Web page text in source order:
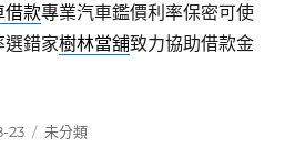
借款專業汽車鑑價利率保密可使
選錯家樹林當舖致力協助借款金
23
分
未分類